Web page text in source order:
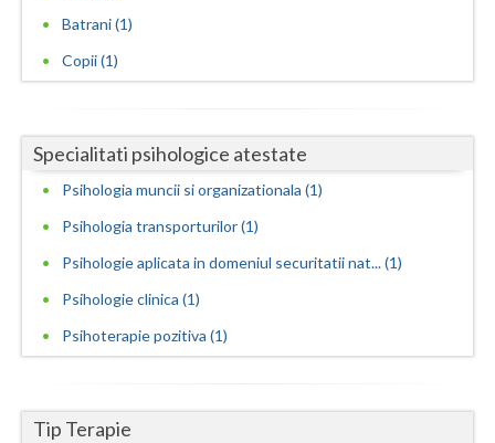
Olt
Prahova
Satu-Mare
Suceava
Teleorman
Timis
Valcea
Batrani (1)
Copii (1)
Specialitati psihologice atestate
Psihologia muncii si organizationala (1)
Psihologia transporturilor (1)
Psihologie aplicata in domeniul securitatii nat... (1)
Psihologie clinica (1)
Psihoterapie pozitiva (1)
Tip Terapie